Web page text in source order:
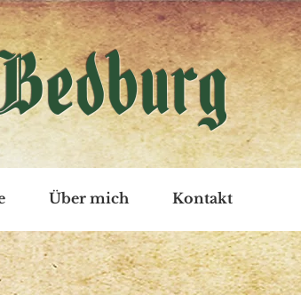
Über mich Kontakt